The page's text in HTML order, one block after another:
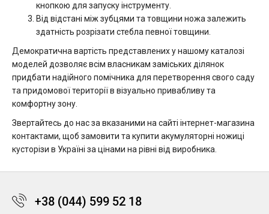
кнопкою для запуску інструменту.
Від відстані між зубцями та товщини ножа залежить
здатність розрізати стебла певної товщини.
Демократична вартість представлених у нашому каталозі
моделей дозволяє всім власникам заміських ділянок
придбати надійного помічника для перетворення свого саду
та придомової території в візуально привабливу та
комфортну зону.
Звертайтесь до нас за вказаними на сайті інтернет-магазина
контактами, щоб замовити та купити акумуляторні ножиці
кусторізи в Україні за цінами на рівні від виробника.
+38 (044) 599 52 18